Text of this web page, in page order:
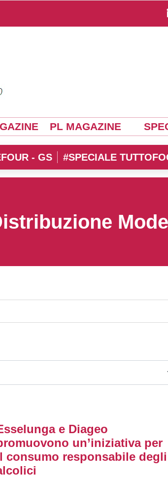
PL MAGAZINE
- GS #SPECIALE
e Diageo
un’iniziativa per
consumo responsabile degli